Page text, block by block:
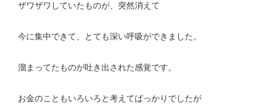
ザワザワしていたものが、突然消えて
今に集中できて、とても深い呼吸ができました。
溜まってたものが吐き出された感覚です。
お金のこともいろいろと考えてばっかりでしたが